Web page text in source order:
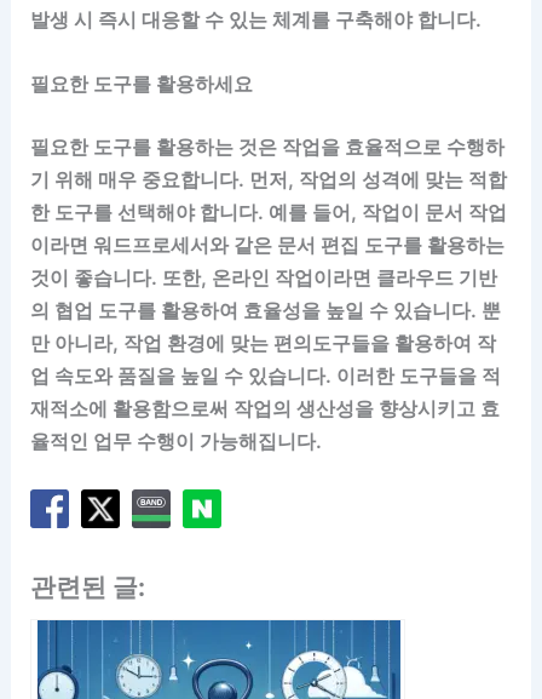
발생 시 즉시 대응할 수 있는 체계를 구축해야 합니다.
필요한 도구를 활용하세요
필요한 도구를 활용하는 것은 작업을 효율적으로 수행하
기 위해 매우 중요합니다. 먼저, 작업의 성격에 맞는 적합
한 도구를 선택해야 합니다. 예를 들어, 작업이 문서 작업
이라면 워드프로세서와 같은 문서 편집 도구를 활용하는
것이 좋습니다. 또한, 온라인 작업이라면 클라우드 기반
의 협업 도구를 활용하여 효율성을 높일 수 있습니다. 뿐
만 아니라, 작업 환경에 맞는 편의도구들을 활용하여 작
업 속도와 품질을 높일 수 있습니다. 이러한 도구들을 적
재적소에 활용함으로써 작업의 생산성을 향상시키고 효
율적인 업무 수행이 가능해집니다.
관련된 글: